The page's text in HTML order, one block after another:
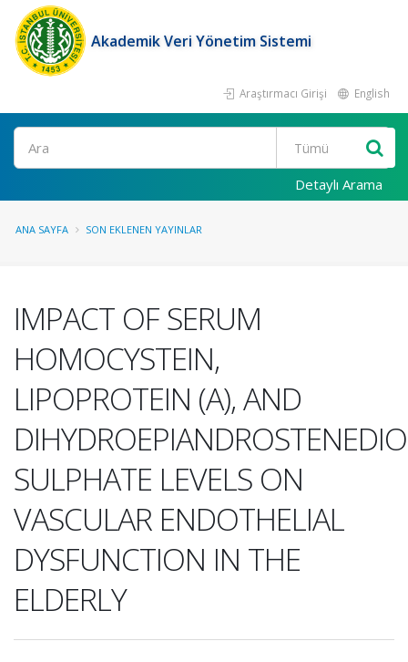
Akademik Veri Yönetim Sistemi
Araştırmacı Girişi English
Ara
Detaylı Arama
ANA SAYFA SON EKLENEN YAYINLAR
IMPACT OF SERUM
HOMOCYSTEIN,
LIPOPROTEIN (A), AND
SULPHATE LEVELS ON
VASCULAR ENDOTHELIAL
DYSFUNCTION IN THE
ELDERLY